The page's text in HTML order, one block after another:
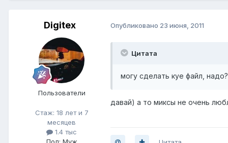
Digitex
Пользователи
Стаж: 18 лет и 7
месяцев
1.4 тыс
Пол: Муж
Опубликовано 23 июня, 2011
Цитата
могу сделать куе файл, надо?
давай) а то миксы не очень